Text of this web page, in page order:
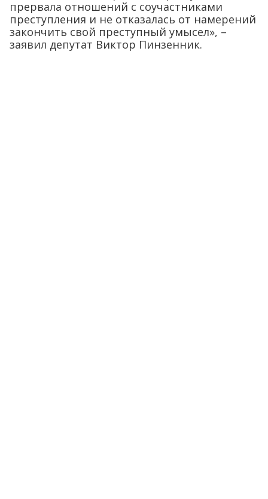
прервала отношений с соучастниками
преступления и не отказалась от намерений
закончить свой преступный умысел», –
заявил депутат Виктор Пинзенник.